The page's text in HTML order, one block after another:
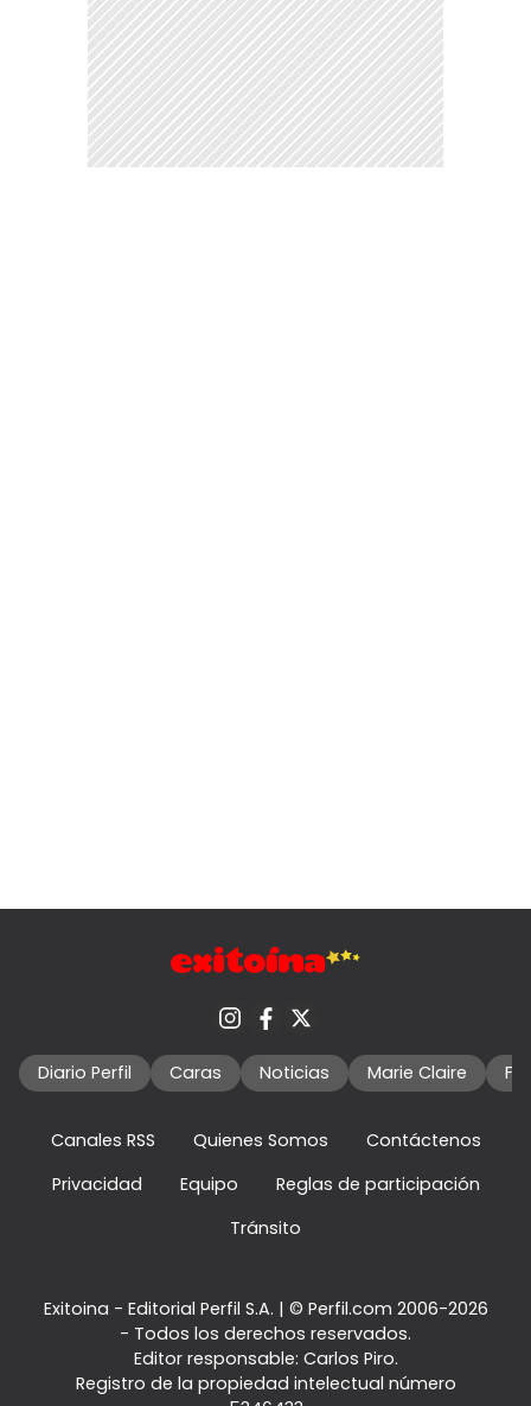
Diario Perfil Caras Noticias Marie Claire
Canales RSS Quienes Somos
Contáctenos
Privacidad
Equipo
Reglas de participación
Tránsito
Exitoina - Editorial Perfil S.A. | © Perfil.com 2006-2026
- Todos los derechos reservados.
Editor responsable: Carlos Piro.
Registro de la propiedad intelectual número